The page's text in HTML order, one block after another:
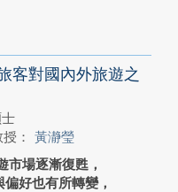
客對國內外旅遊之
： 黃瀞瑩
市場逐漸復甦，
好也有所轉變，